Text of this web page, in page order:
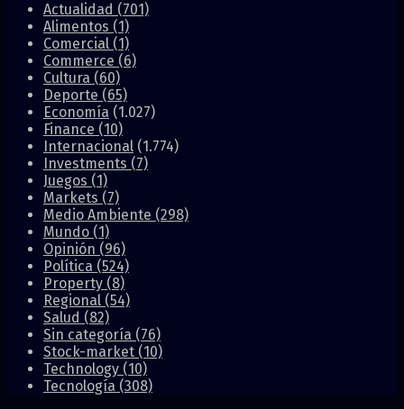
Actualidad (701)
Alimentos (1)
Comercial (1)
Commerce (6)
Cultura (60)
Deporte (65)
Economía (1.027)
Finance (10)
Internacional (1.774)
Investments (7)
Juegos (1)
Markets (7)
Medio Ambiente (298)
Mundo (1)
Opinión (96)
Política (524)
Property (8)
Regional (54)
Salud (82)
Sin categoría (76)
Stock-market (10)
Technology (10)
Tecnología (308)